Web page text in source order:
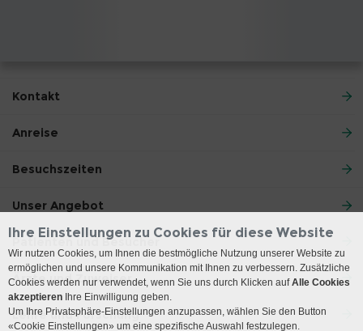
Kontakt
Anreise
Besuchszeiten
Unser Angebot
Patienten und Besucher
Ärzte und Zuweiser
Lehre und Forschung
Ihre Einstellungen zu Cookies für diese Website
Wir nutzen Cookies, um Ihnen die bestmögliche Nutzung unserer Website zu
ermöglichen und unsere Kommunikation mit Ihnen zu verbessern. Zusätzliche
Cookies werden nur verwendet, wenn Sie uns durch Klicken aufAlle Cookies
akzeptieren Ihre Einwilligung geben.
Um Ihre Privatsphäre-Einstellungen anzupassen, wählen Sie den Button
«Cookie Einstellungen» um eine spezifische Auswahl festzulegen.